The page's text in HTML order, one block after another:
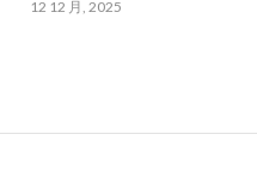
12 12 月, 2025